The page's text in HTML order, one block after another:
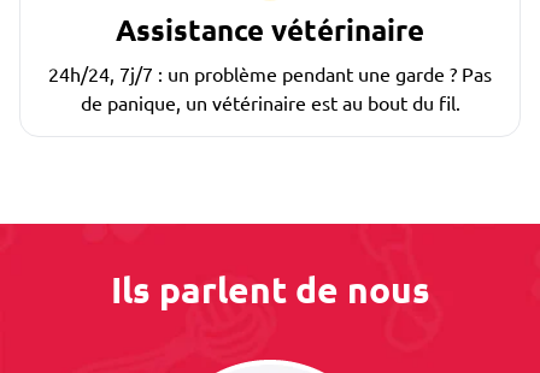
Assistance vétérinaire
24h/24, 7j/7 : un problème pendant une garde ? Pas
de panique, un vétérinaire est au bout du fil.
Ils parlent de nous